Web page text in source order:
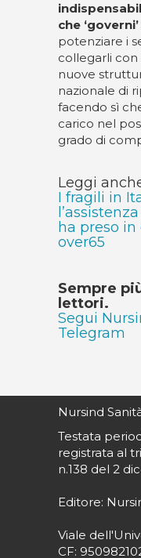
che
potenziare i
collegarli con
nuove
nazionale di
facendo sì
carico nel
grado di
Leggi
I fragili in
ha preso in
over65
Sempre
lettori.
Segui
Telegram
Nursind
Testata
registrata al
n.138 del 2
Editore:
Viale
CF: